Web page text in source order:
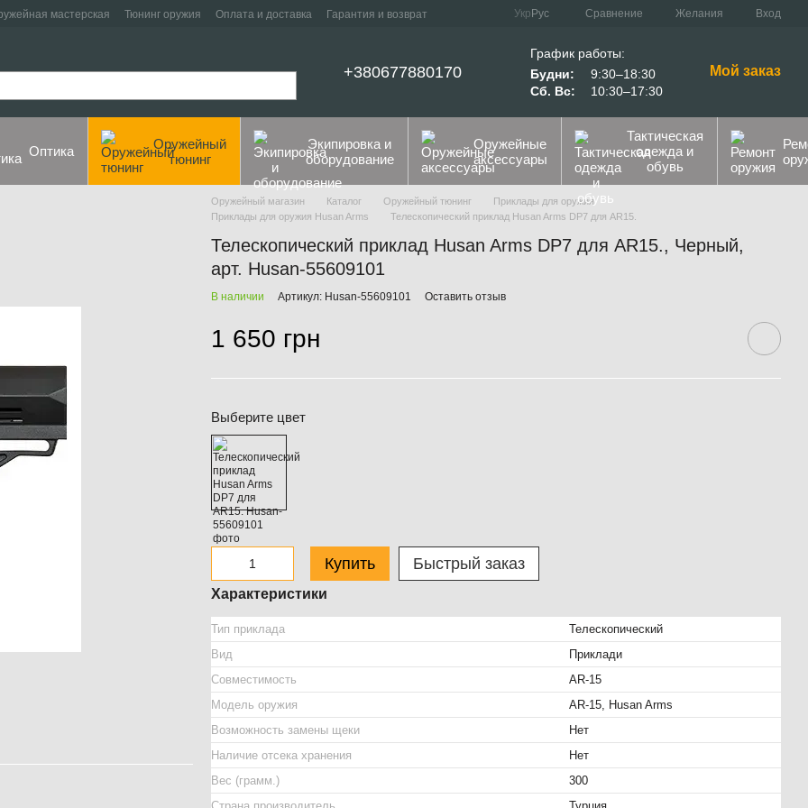
мастерская Тюнинг оружия Оплата и доставка
Гарантия и возврат
Укр Рус Сравнение Желания Вход
+380677880170
График работы:
Будни:
9:30–18:30
Сб. Вс:
10:30–17:30
Мой заказ
Оптика
Оружейный
тюнинг
Экипировка и
оборудование
Оружейные
аксессуары
Тактическая
одежда и
обувь
Оружейный магазин Каталог Оружейный тюнинг
Приклады для оружия
Приклады для оружия Husan Arms
Телескопический приклад Husan Arms DP7 для AR15.
Телескопический приклад Husan Arms DP7 для AR15., Черный,
арт. Husan-55609101
В наличии Артикул: Husan-55609101 Оставить отзыв
1 650 грн
Выберите цвет
Купить Быстрый заказ
Характеристики
Тип приклада
Телескопический
Вид
Приклади
Совместимость
AR-15
Модель оружия
AR-15, Husan Arms
Возможность замены щеки
Нет
Наличие отсека хранения
Нет
Вес (грамм.)
300